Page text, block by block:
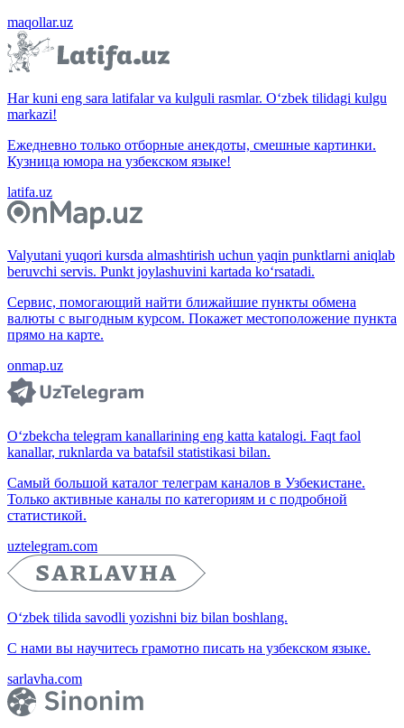
maqollar.uz
Har kuni eng sara latifalar va kulguli rasmlar. O‘zbek tilidagi kulgu
markazi!
Ежедневно только отборные анекдоты, смешные картинки.
Кузница юмора на узбекском языке!
latifa.uz
Valyutani yuqori kursda almashtirish uchun yaqin punktlarni aniqlab
beruvchi servis. Punkt joylashuvini kartada ko‘rsatadi.
Сервис, помогающий найти ближайшие пункты обмена
валюты с выгодным курсом. Покажет местоположение пункта
прямо на карте.
onmap.uz
O‘zbekcha telegram kanallarining eng katta katalogi. Faqt faol
kanallar, ruknlarda va batafsil statistikasi bilan.
Самый большой каталог телеграм каналов в Узбекистане.
Только активные каналы по категориям и с подробной
статистикой.
uztelegram.com
O‘zbek tilida savodli yozishni biz bilan boshlang.
С нами вы научитесь грамотно писать на узбекском языке.
sarlavha.com